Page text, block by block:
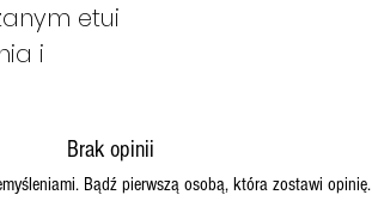
etui
i
Brak opinii
Bądź pierwszą osobą, która zostawi opinię.